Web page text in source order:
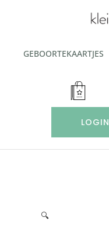
inhoudGEBOORTEKAARTJES
LOGIN
🔍